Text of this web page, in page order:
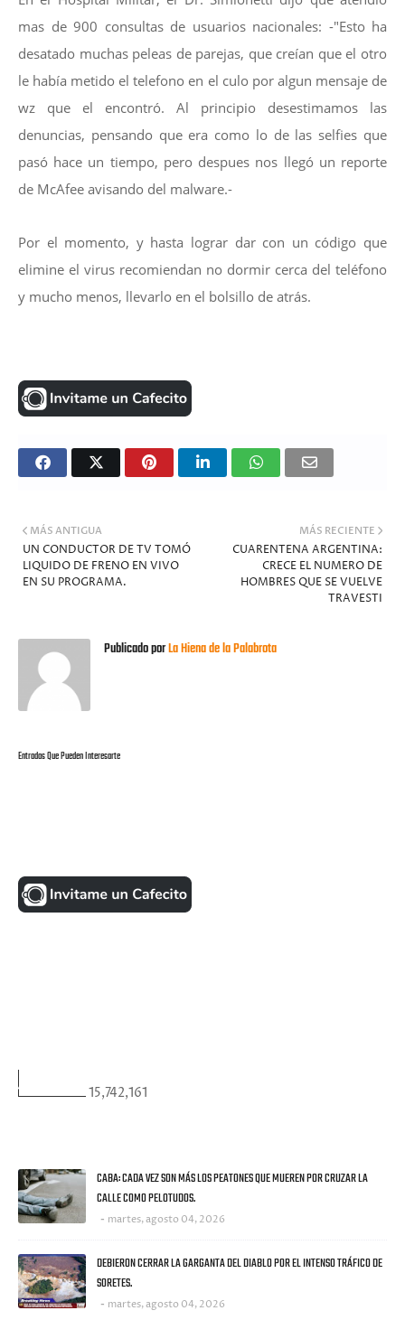
mas de 900 consultas de usuarios nacionales: -"Esto ha
desatado muchas peleas de parejas, que creían que el otro
le había metido el telefono en el culo por algun mensaje de
wz que el encontró. Al principio desestimamos las
denuncias, pensando que era como lo de las selfies que
pasó hace un tiempo, pero despues nos llegó un reporte
de McAfee avisando del malware.-
Por el momento, y hasta lograr dar con un código que
elimine el virus recomiendan no dormir cerca del teléfono
y mucho menos, llevarlo en el bolsillo de atrás.
MÁS RECIENTE
CUARENTENA ARGENTINA:
CRECE EL NUMERO DE
HOMBRES QUE SE VUELVE
TRAVESTI
MÁS ANTIGUA
UN CONDUCTOR DE TV TOMÓ
LIQUIDO DE FRENO EN VIVO
EN SU PROGRAMA.
Publicado porLa Hiena de la Palabrota
Entradas Que Pueden Interesarte
15,742,161
CABA: CADA VEZ SON MÁS LOS PEATONES QUE MUEREN POR CRUZAR LA
CALLE COMO PELOTUDOS.
martes, agosto 04, 2026
DEBIERON CERRAR LA GARGANTA DEL DIABLO POR EL INTENSO TRÁFICO DE
SORETES.
martes, agosto 04, 2026